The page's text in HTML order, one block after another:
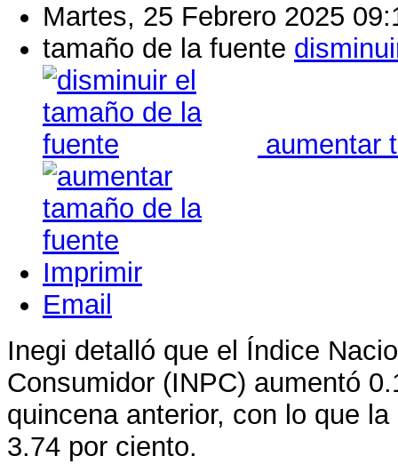
Martes, 25 Febrero 2025
tamaño de la fuente
aumentar
Imprimir
Email
Inegi detalló que el Índice
Consumidor (INPC) aumentó
quincena anterior, con lo que
3.74 por ciento.